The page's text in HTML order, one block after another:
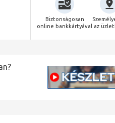
Biztonságosan
online bankkártyával az